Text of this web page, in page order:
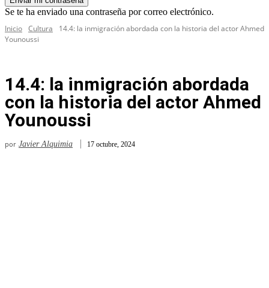
Se te ha enviado una contraseña por correo electrónico.
Inicio Cultura
14.4: la inmigración abordada con la historia del actor Ahmed
Younoussi
14.4: la inmigración abordada
con la historia del actor Ahmed
Younoussi
por Javier Alquimia 17 octubre, 2024